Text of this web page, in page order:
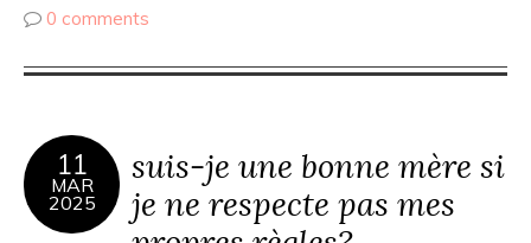
0 comments
11
MAR
2025
suis-je une bonne mère si
je ne respecte pas mes